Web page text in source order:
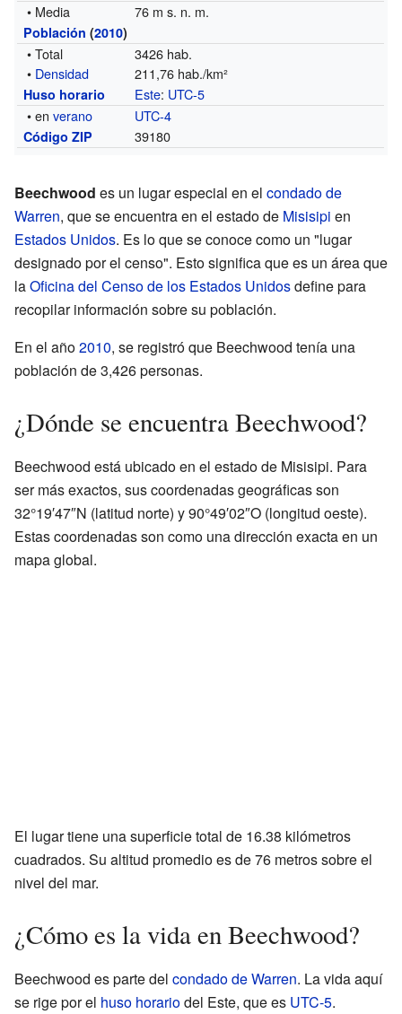
• Media 76 m s. n. m.
Población (2010)
• Total
3426 hab.
• Densidad 211,76 hab./km²
Huso horario Este: UTC-5
• enverano UTC-4
Código ZIP 39180
Beechwood es un lugar especial en el condado de
Warren, que se encuentra en el estado de Misisipi en
Estados Unidos. Es lo que se conoce como un "lugar
designado por el censo". Esto significa que es un área que
laOficina del Censo de los Estados Unidosdefine para
recopilar información sobre su población.
En el año2010, se registró que Beechwood tenía una
población de 3,426 personas.
¿Dónde se encuentra Beechwood?
Beechwood está ubicado en el estado de Misisipi. Para
ser más exactos, sus coordenadas geográficas son
32°19′47″N (latitud norte) y 90°49′02″O (longitud oeste).
Estas coordenadas son como una dirección exacta en un
mapa global.
El lugar tiene una superficie total de 16.38 kilómetros
cuadrados. Su altitud promedio es de 76 metros sobre el
nivel del mar.
¿Cómo es la vida en Beechwood?
Beechwood es parte del condado de Warren. La vida aquí
se rige por el huso horariodel Este, que es UTC-5.